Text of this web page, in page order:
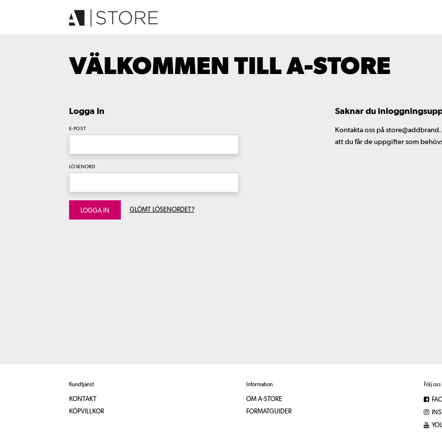
VÄLKOMMEN TILL A-STORE
Logga In
E-POST
LÖSENORD
LOGGA IN GLÖMT LÖSENORDET?
Saknar du
Kontakta oss på
att du får de uppgifter som
Kundtjänst
KONTAKT
KÖPVILLKOR
Information
OM A-STORE
FORMATGUIDER
Följ oss